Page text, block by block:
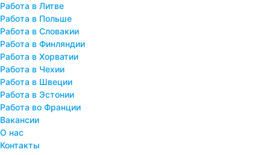
Работа в Литве
Работа в Польше
Работа в Словакии
Работа в Финляндии
Работа в Хорватии
Работа в Чехии
Работа в Швеции
Работа в Эстонии
Работа во Франции
Вакансии
О нас
Контакты